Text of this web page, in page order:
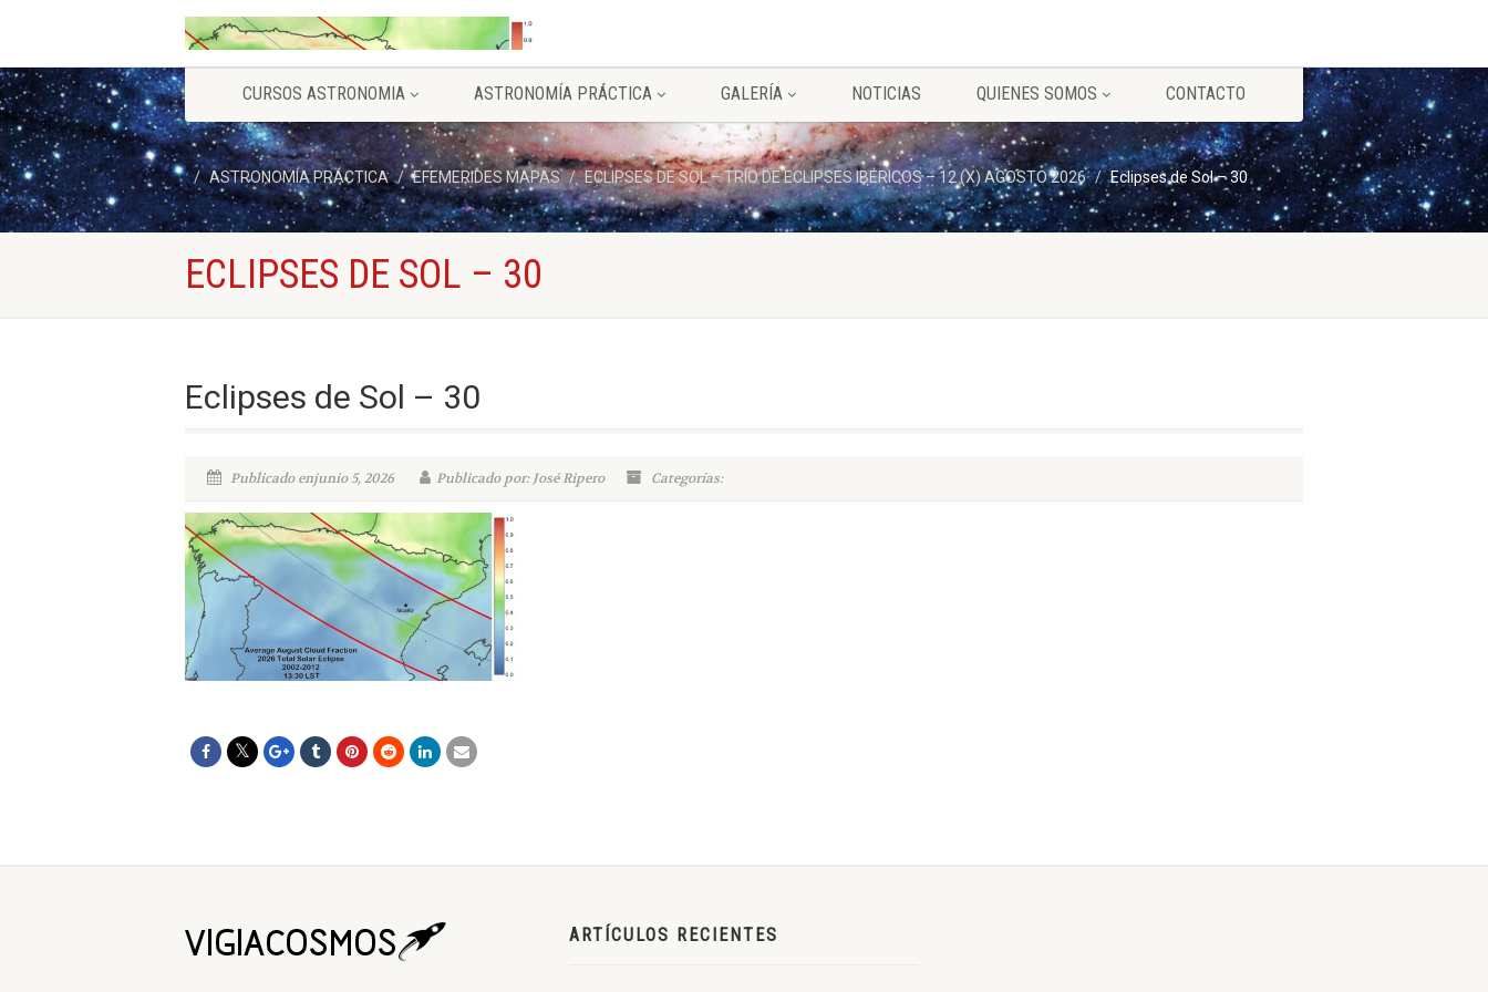
CURSOS ASTRONOMIA ASTRONOMÍA PRÁCTICA GALERÍA NOTICIAS QUIENES SOMOS CONTACTO
ASTRONOMÍA PRÁCTICA EFEMERIDES MAPAS ECLIPSES DE SOL – TRÍO DE ECLIPSES IBÉRICOS – 12 (X) AGOSTO 2026 Eclipses de Sol – 30
ECLIPSES DE SOL – 30
Eclipses de Sol – 30
Publicado enjunio 5, 2026 Publicado por: José Ripero Categorías:
ARTÍCULOS RECIENTES